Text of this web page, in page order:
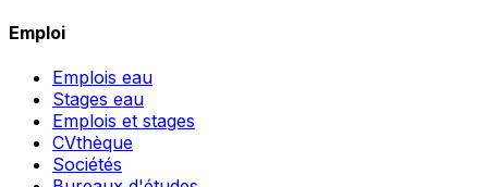
Emploi
Emplois eau
Stages eau
Emplois et stages
CVthèque
Sociétés